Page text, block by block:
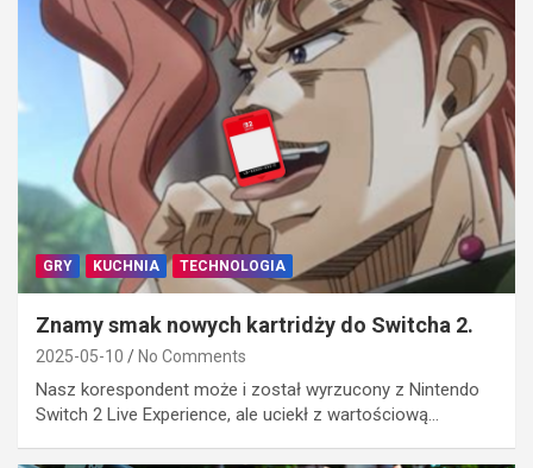
GRY KUCHNIA TECHNOLOGIA
Znamy smak nowych kartridży do Switcha 2.
2025-05-10 No Comments
Nasz korespondent może i został wyrzucony z Nintendo
Switch 2 Live Experience, ale uciekł z wartościową…